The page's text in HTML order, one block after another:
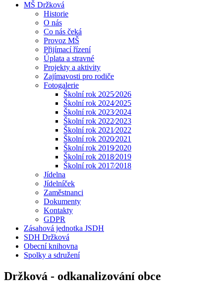
MŠ Držková
Historie
O nás
Co nás čeká
Provoz MŠ
Přijímací řízení
Úplata a stravné
Projekty a aktivity
Zajímavosti pro rodiče
Fotogalerie
Školní rok 2025⁄2026
Školní rok 2024⁄2025
Školní rok 2023⁄2024
Školní rok 2022⁄2023
Školní rok 2021⁄2022
Školní rok 2020⁄2021
Školní rok 2019⁄2020
Školní rok 2018⁄2019
Školní rok 2017⁄2018
Jídelna
Jídelníček
Zaměstnanci
Dokumenty
Kontakty
GDPR
Zásahová jednotka JSDH
SDH Držková
Obecní knihovna
Spolky a sdružení
Držková - odkanalizování obce